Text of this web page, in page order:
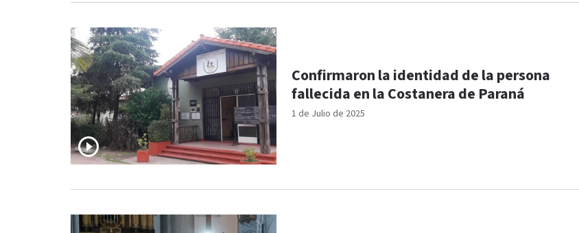
1 de Julio de 2025
Confirmaron la identidad de la persona
fallecida en la Costanera de Paraná